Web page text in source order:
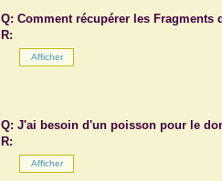
Q: Comment récupérer les
R:
Q: J'ai besoin d'un poisson pour le
R: